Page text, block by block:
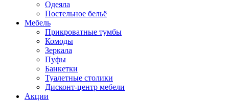
Одеяла
Постельное бельё
Мебель
Прикроватные тумбы
Комоды
Зеркала
Пуфы
Банкетки
Туалетные столики
Дисконт-центр мебели
Акции